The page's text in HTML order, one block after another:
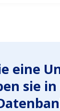
eine
sie